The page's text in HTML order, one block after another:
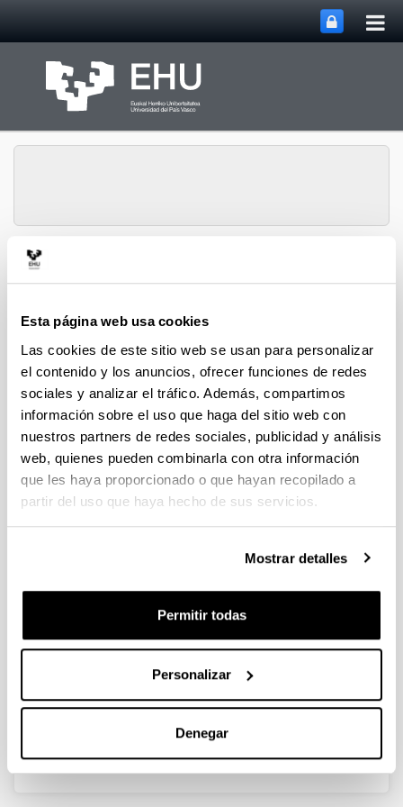
Esta página web usa cookies
Las cookies de este sitio web se usan para personalizar
el contenido y los anuncios, ofrecer funciones de redes
sociales y analizar el tráfico. Además, compartimos
información sobre el uso que haga del sitio web con
nuestros partners de redes sociales, publicidad y análisis
web, quienes pueden combinarla con otra información
que les haya proporcionado o que hayan recopilado a
partir del uso que haya hecho de sus servicios.
Mostrar detalles
Permitir todas
Personalizar
Denegar
MenúAbrir/cerrar
Pedro L. Arias - Capítulos de
Libro (a partir del 2004)
Biomass Fast Pyrolysis for
Hydrogen Production from Bio-Oil
Autoría:
K. Bizkarra, V.L. Barrio, P.L. Arias and J.F. Cambra
2017
Wiley - Scrivener Publishing
Página de inicio - Página de fin:
ISBN/ISSN: